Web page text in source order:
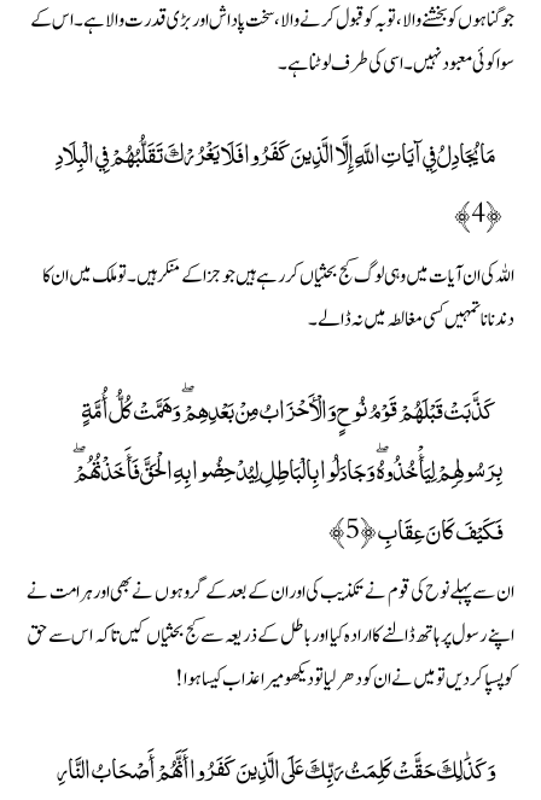
جو گناہوں کو بخشنے والا، توبہ کو قبول کرنے والا، سخت پاداش اور بڑی قدرت والا ہے۔ اس کے
سوا کوئی معبود نہیں۔ اسی کی طرف لوٹنا ہے۔
مَا يُجَادِلُ فِي آيَاتِ اللَّهِ إِلَّا الَّذِينَ كَفَرُوا فَلَا يَغْرُرْكَ تَقَلُّبُهُمْ فِي الْبِلَادِ
﴿4﴾
اللہ کی ان آیات میں وہی لوگ کج بحثیاں کر رہے ہیں جو جزا کے منکر ہیں۔ تو ملک میں ان کا
دندنانا تمہیں کسی مغالطہ میں نہ ڈالے۔
كَذَّبَتْ قَبْلَهُمْ قَوْمُ نُوحٍ وَالْأَحْزَابُ مِنْ بَعْدِهِمْ ۖ وَهَمَّتْ كُلُّ أُمَّةٍ
بِرَسُولِهِمْ لِيَأْخُذُوهُ ۖ وَجَادَلُوا بِالْبَاطِلِ لِيُدْحِضُوا بِهِ الْحَقَّ فَأَخَذْتُهُمْ ۖ
فَكَيْفَ كَانَ عِقَابِ ﴿5﴾
ان سے پہلے نوح کی قوم نے تکذیب کی اور ان کے بعد کے گروہوں نے بھی اور ہر امت نے
اپنے رسول پر ہاتھ ڈالنے کا ارادہ کیا اور باطل کے ذریعہ سے کج بحثیاں کیں تاکہ اس سے حق
کو پسپا کردیں تو میں نے ان کو دھر لیا تو دیکھو میرا عذاب کیسا ہوا !
وَكَذَٰلِكَ حَقَّتْ كَلِمَتُ رَبِّكَ عَلَى الَّذِينَ كَفَرُوا أَنَّهُمْ أَصْحَابُ النَّارِ